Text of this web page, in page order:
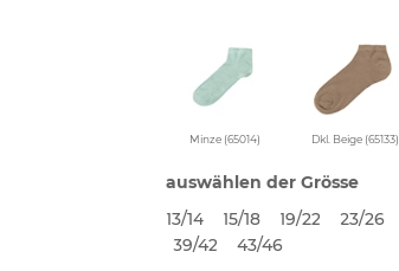
Minze (65014) Dkl. Beige (65133)
auswählen der Grösse
13/14
15/18 19/22 23/26
39/42
43/46